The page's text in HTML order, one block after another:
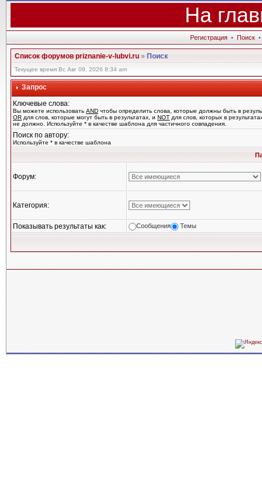
На
Регистрация • Поиск •
Список форумов priznanie-v-lubvi.ru»Поиск
Текущее время Вс Авг 09, 2026 8:34 am
Запрос
Ключевые слова:
Вы можете использовать AND чтобы определить слова, которые должны быть в
OR для слов, которые могут быть в результатах, и NOT для слов, которых в
не должно. Используйте * в качестве шаблона для частичного совпадения.
Поиск по автору:
Используйте * в качестве шаблона
Форум:
Категория:
Показывать результаты как: Сообщения Темы